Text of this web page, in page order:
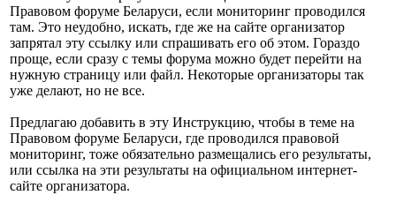
Правовом форуме Беларуси, если мониторинг проводился
там. Это неудобно, искать, где же на сайте организатор
запрятал эту ссылку или спрашивать его об этом. Гораздо
проще, если сразу с темы форума можно будет перейти на
нужную страницу или файл. Некоторые организаторы так
уже делают, но не все.
Предлагаю добавить в эту Инструкцию, чтобы в теме на
Правовом форуме Беларуси, где проводился правовой
мониторинг, тоже обязательно размещались его результаты,
или ссылка на эти результаты на официальном интернет-
сайте организатора.